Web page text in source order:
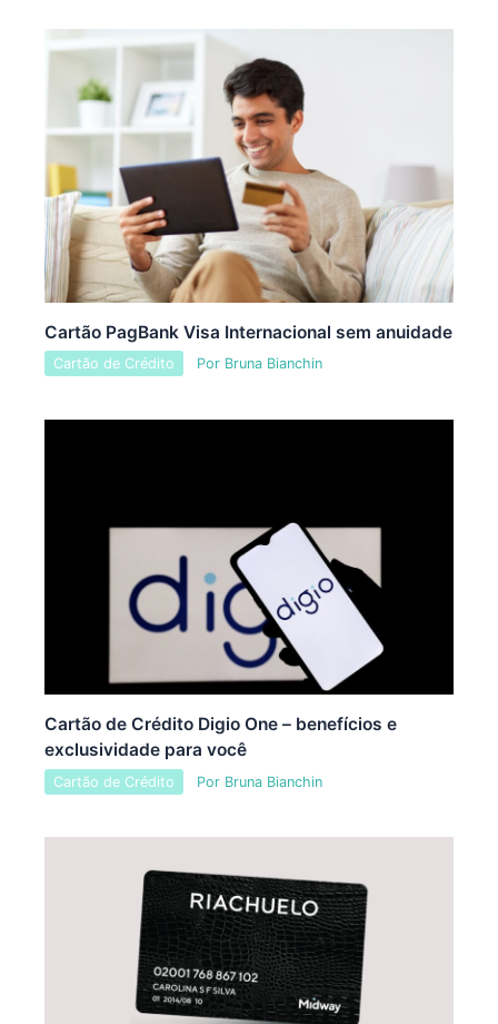
Cartão PagBank Visa Internacional sem anuidade
Cartão de Crédito Por Bruna Bianchin
Cartão de Crédito Digio One – benefícios e
exclusividade para você
Cartão de Crédito Por Bruna Bianchin